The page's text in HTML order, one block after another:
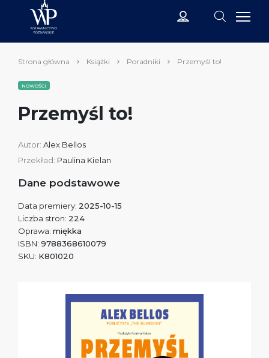
Strona główna Książki Poradniki Przemyśl to!
NOWOŚCI
Przemyśl to!
Autor: Alex Bellos
Przekład: Paulina Kielan
Dane podstawowe
Data premiery: 2025-10-15
Liczba stron: 224
Oprawa: miękka
ISBN: 9788368610079
SKU: K801020